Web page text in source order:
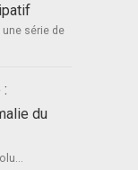
une série de
du